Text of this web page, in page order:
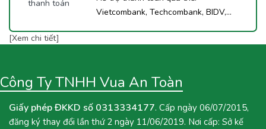
Vietcombank, Techcombank, BIDV,...
[Xem chi tiết]
Công Ty TNHH Vua An Toàn
Giấy phép ĐKKD số 0313334177. Cấp ngày 06/07/2015,
đăng ký thay đổi lần thứ 2 ngày 11/06/2019. Nơi cấp: Sở kế